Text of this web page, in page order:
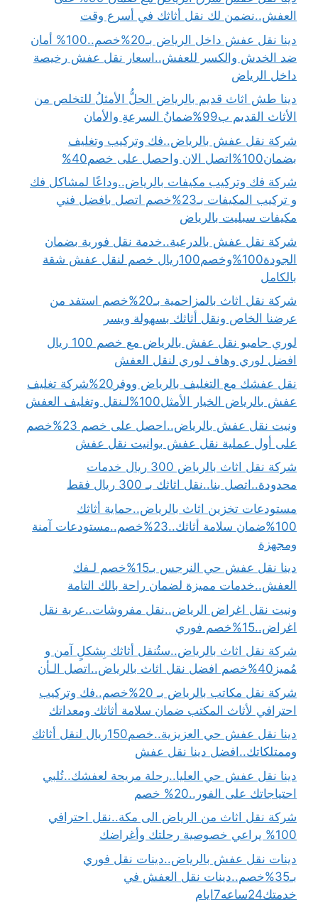
العفش..نضمن لك نقل أثاثك في أسرع وقت
دينا نقل عفش داخل الرياض بـ20%خصم..100% أمان
ضد الخدش والكسر للعفش..اسعار نقل عفش رخيصة
داخل الرياض
دينا طش اثاث قديم بالرياض الحلُّ الأمثلُ للتخلص من
الأثاث القديم ب99%ضمانُ السرعةِ والأمان
شركة نقل عفش بالرياض..فك وتركيب وتغليف
بضمان100%اتصل الان واحصل على خصم40%
شركة فك وتركيب مكيفات بالرياض..وداعًا لمشاكل فك
و تركيب المكيفات بـ23%خصم اتصل بافضل فني
مكيفات سبليت بالرياض
شركة نقل عفش بالدرعية..خدمة نقل فورية بضمان
الجودة100%وخصم100ريال خصم لنقل عفش شقة
بالكامل
شركة نقل اثاث بالمزاحمية بـ20%خصم استفد من
عرضنا الخاص ونقل أثاثك بسهولة ويسر
لوري جامبو نقل عفش بالرياض مع خصم 100 ريال
افضل لوري وهاف لوري لنقل العفش
نقل عفشك مع التغليف بالرياض ووفر20%شركة تغليف
عفش بالرياض الخيار الأمثل100%لـنقل وتغليف العفش
ونيت نقل عفش بالرياض..احصل على خصم 23%خصم
على أول عملية نقل عفش بوانيت نقل عفش
شركة نقل اثاث بالرياض 300 ريال خدمات
محدودة..اتصل بنا..نقل اثاثك بـ 300 ريال فقط
مستودعات تخزين اثاث بالرياض..حماية أثاثك
100%ضمان سلامة أثاثك..23%خصم..مستودعات آمنة
ومجهزة
دينا نقل عفش حي النرجس بـ15%خصم لـفك
العفش..خدمات مميزة لضمان راحة بالك التامة
ونيت نقل اغراض الرياض..نقل مفروشات..عربة نقل
اغراض..15%خصم فوري
شركة نقل اثاث بالرياض..ستُنقل أثاثك بِشكلٍ آمن و
مُميز40%خصم افضل نقل اثاث بالرياض..اتصل الـأن
شركة نقل مكاتب بالرياض بـ 20%خصم..فك وتركيب
احترافي لأثاث المكتب ضمان سلامة أثاثك ومعداتك
دينا نقل عفش حي العزيزية..خصم150ريال لنقل أثاثك
وممتلكاتك..افضل دينا نقل عفش
دينا نقل عفش حي العليا..رحلة مريحة لعفشك..تُلبي
احتياجاتك على الفور..20% خصم
شركة نقل اثاث من الرياض الى مكة..نقل احترافي
100% يراعي خصوصية رحلتك وأغراضك
دينات نقل عفش بالرياض..دينات نقل فوري
بـ35%خصم..دينات نقل العفش في
خدمتك24ساعه7ايام